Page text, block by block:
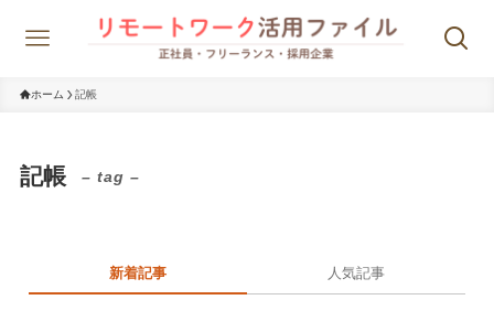
ホーム 記帳
記帳 – tag –
新着記事 人気記事